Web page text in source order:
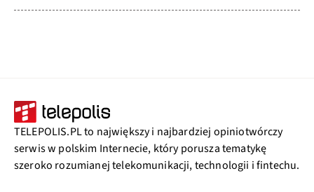
TELEPOLIS.PL to największy i najbardziej opiniotwórczy
serwis w polskim Internecie, który porusza tematykę
szeroko rozumianej telekomunikacji, technologii i fintechu.